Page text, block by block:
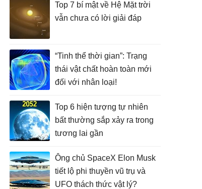
Top 7 bí mật về Hệ Mặt trời
vẫn chưa có lời giải đáp
“Tinh thể thời gian”: Trạng
thái vật chất hoàn toàn mới
đối với nhân loại!
Top 6 hiện tượng tự nhiên
bất thường sắp xảy ra trong
tương lai gần
Ông chủ SpaceX Elon Musk
tiết lộ phi thuyền vũ trụ và
UFO thách thức vật lý?